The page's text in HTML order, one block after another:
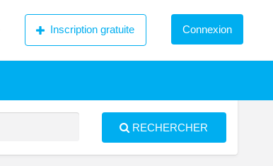
Inscription gratuite Connexion
RECHERCHER